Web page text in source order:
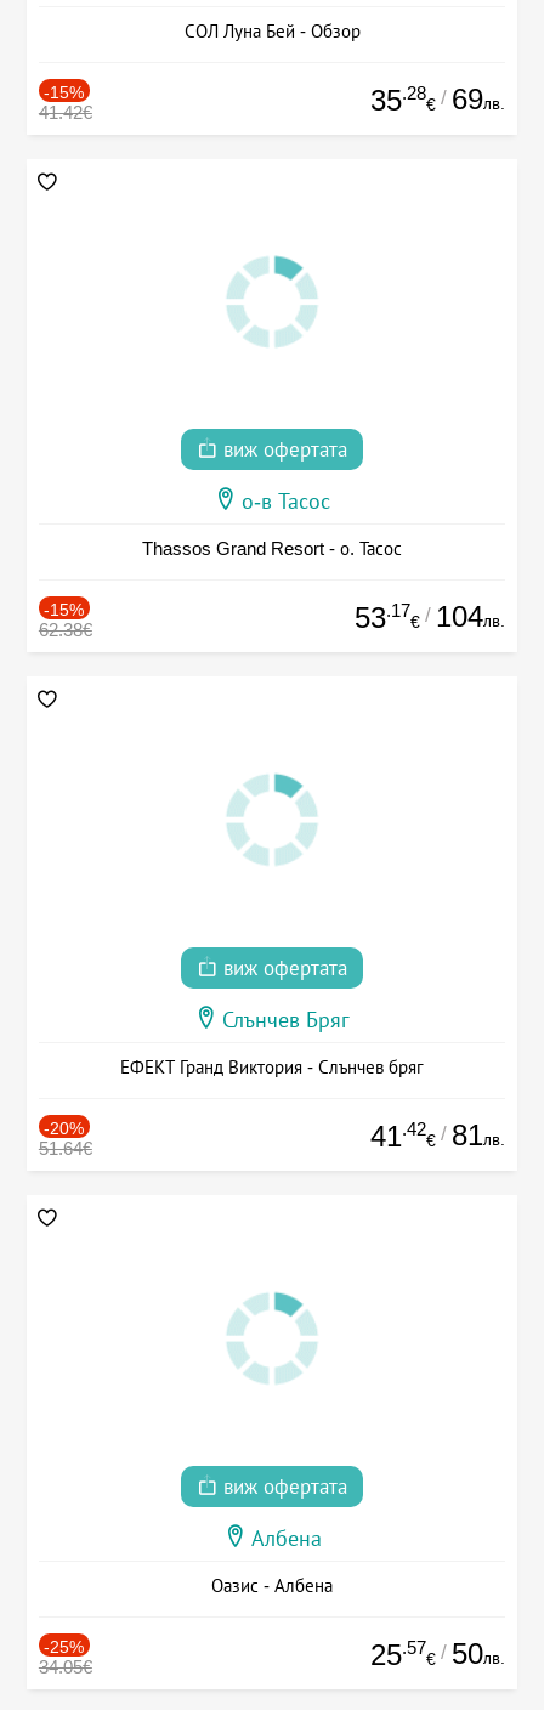
СОЛ Луна Бей - Обзор
-15%
41.42€ 35.28
€ / 69лв.
виж офертата
о-в Тасос
Thassos Grand Resort - о. Тасос
-15%
62.38€ 53.17
€ / 104лв.
виж офертата
Слънчев Бряг
ЕФЕКТ Гранд Виктория - Слънчев бряг
-20%
51.64€ 41.42
€ / 81лв.
виж офертата
Албена
Оазис - Албена
-25%
34.05€ 25.57
€ / 50лв.